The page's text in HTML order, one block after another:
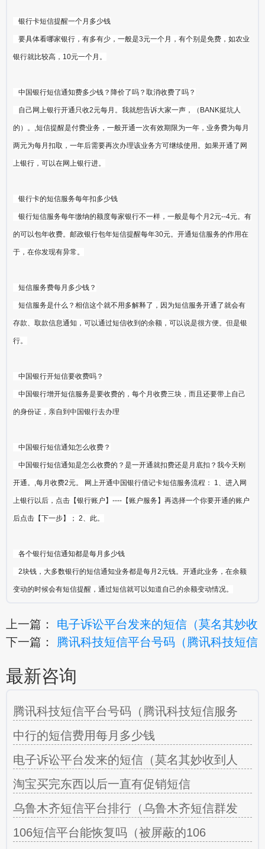
银行卡短信提醒一个月多少钱
要具体看哪家银行，有多有少，一般是3元一个月，有个别是免费，如农业
银行就比较高，10元一个月。
中国银行短信通知费多少钱？降价了吗？取消收费了吗？
自己网上银行开通只收2元每月。我就想告诉大家一声，（BANK挺坑人
的）。,短信提醒是付费业务，一般开通一次有效期限为一年，业务费为每月
两元为每月扣取，一年后需要再次办理该业务方可继续使用。如果开通了网
上银行，可以在网上银行进。
银行卡的短信服务每年扣多少钱
银行短信服务每年缴纳的额度每家银行不一样，一般是每个月2元--4元。有
的可以包年收费。邮政银行包年短信提醒每年30元。开通短信服务的作用在
于，在你发现有异常。
短信服务费每月多少钱？
短信服务是什么？相信这个就不用多解释了，因为短信服务开通了就会有
存款、取款信息通知，可以通过短信收到的余额，可以说是很方便。但是银
行。
中国银行开短信要收费吗？
中国银行增开短信服务是要收费的，每个月收费三块，而且还要带上自己
的身份证，亲自到中国银行去办理
中国银行短信通知怎么收费？
中国银行短信通知是怎么收费的？是一开通就扣费还是月底扣？我今天刚
开通。,每月收费2元。 网上开通中国银行借记卡短信服务流程： 1、进入网
上银行以后，点击【银行账户】----【账户服务】再选择一个你要开通的账户
后点击【下一步】； 2、此。
各个银行短信通知都是每月多少钱
2块钱，大多数银行的短信通知业务都是每月2元钱。开通此业务，在余额
变动的时候会有短信提醒，通过短信就可以知道自己的余额变动情况。
上一篇： 电子诉讼平台发来的短信（莫名其妙收
下一篇： 腾讯科技短信平台号码（腾讯科技短信
最新咨询
腾讯科技短信平台号码（腾讯科技短信服务
中行的短信费用每月多少钱
电子诉讼平台发来的短信（莫名其妙收到人
淘宝买完东西以后一直有促销短信
乌鲁木齐短信平台排行（乌鲁木齐短信群发
106短信平台能恢复吗（被屏蔽的106